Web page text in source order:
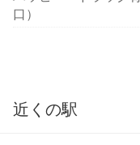
口）
近くの駅